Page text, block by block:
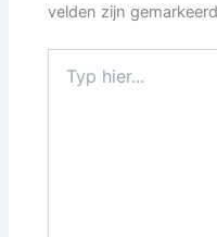
velden zijn
hier...